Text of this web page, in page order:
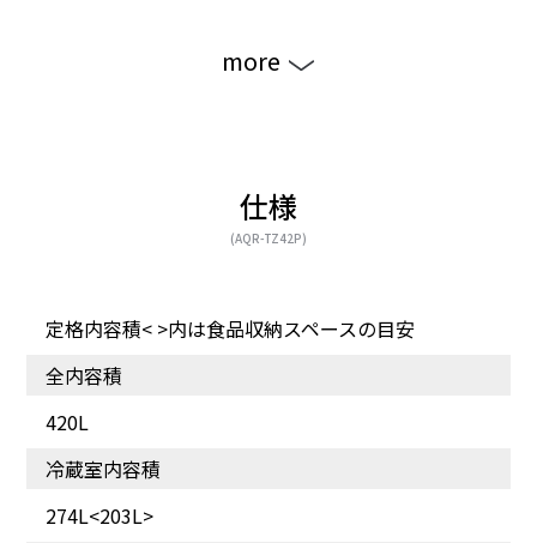
ボタンを押して一気に冷
お手入れ簡単、はずせる
more
仕様
(AQR-TZ42P)
定格内容積< >内は食品収納スペースの目安
全内容積
420L
冷蔵室内容積
274L<203L>